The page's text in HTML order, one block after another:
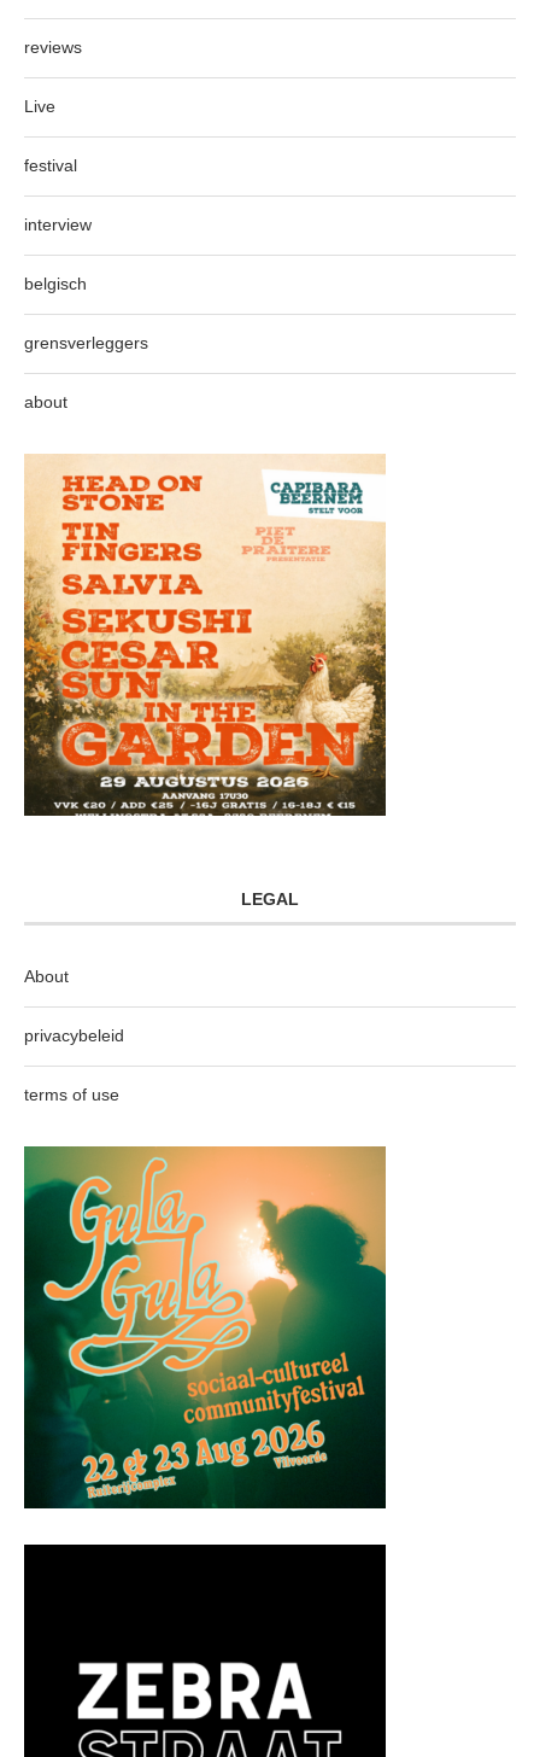
reviews
Live
festival
interview
belgisch
grensverleggers
about
LEGAL
About
privacybeleid
terms of use